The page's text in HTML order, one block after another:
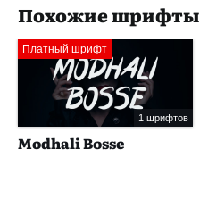
Похожие шрифты
Платный шрифт
1 шрифтов
Modhali Bosse